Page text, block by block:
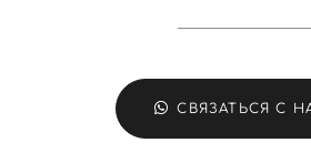
СВЯЗАТЬСЯ С